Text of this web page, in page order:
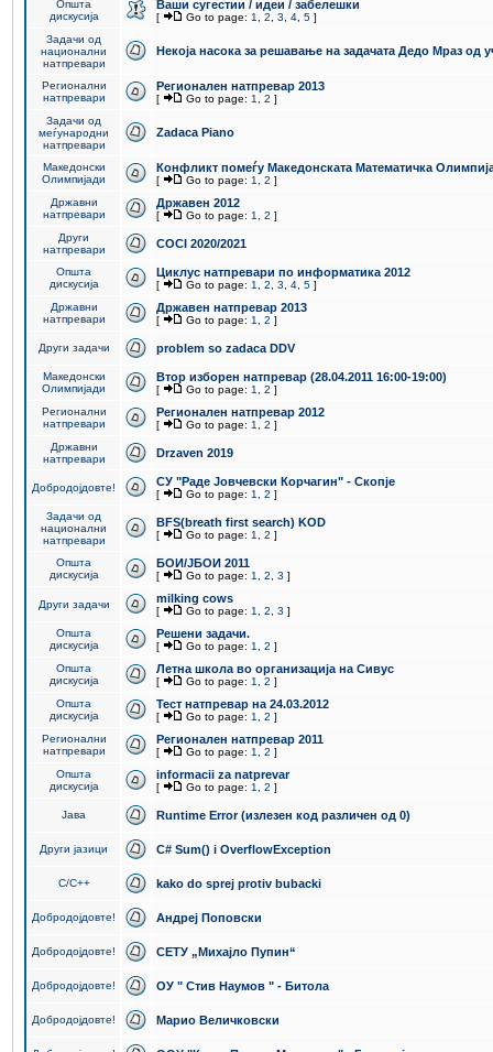
Општа
дискусија
Ваши сугестии / идеи / забелешки
[ Go to page: 1 2 3 4 5 ]
Задачи од
национални
натпревари
Некоја насока за решавање на задачата Дедо Мраз од
Регионални
натпревари
Регионален натпревар 2013
[ Go to page: 1 2 ]
Задачи од
меѓународни
натпревари
Zadaca Piano
Македонски
Олимпијади
Конфликт помеѓу Македонската Математичка
[ Go to page: 1 2 ]
Државни
натпревари
Државен 2012
[ Go to page: 1 2 ]
Други
натпревари
COCI 2020/2021
Општа
дискусија
Циклус натпревари по информатика 2012
[ Go to page: 1 2 3 4 5 ]
Државни
натпревари
Државен натпревар 2013
[ Go to page: 1 2 ]
Други задачи problem so zadaca DDV
Македонски
Олимпијади
Втор изборен натпревар (28.04.2011 16:00-19:00)
[ Go to page: 1 2 ]
Регионални
натпревари
Регионален натпревар 2012
[ Go to page: 1 2 ]
Државни
натпревари
Drzaven 2019
Добродојдовте! СУ "Раде Јовчевски Корчагин" - Скопје
[ Go to page: 1 2 ]
Задачи од
национални
натпревари
BFS(breath first search) KOD
[ Go to page: 1 2 ]
Општа
дискусија
БОИ/ЈБОИ 2011
[ Go to page: 1 2 3 ]
Други задачи milking cows
[ Go to page: 1 2 3 ]
Општа
дискусија
Решени задачи.
[ Go to page: 1 2 ]
Општа
дискусија
Летна школа во организација на Сивус
[ Go to page: 1 2 ]
Општа
дискусија
Тест натпревар на 24.03.2012
[ Go to page: 1 2 ]
Регионални
натпревари
Регионален натпревар 2011
[ Go to page: 1 2 ]
Општа
дискусија
informacii za natprevar
[ Go to page: 1 2 ]
Јава Runtime Error (излезен код различен од 0)
Други јазици C# Sum() i OverflowException
C/C++ kako do sprej protiv bubacki
Добродојдовте! Андреј Поповски
Добродојдовте! СЕТУ „Михајло Пупин“
Добродојдовте! ОУ " Стив Наумов " - Битола
Добродојдовте! Марио Величковски